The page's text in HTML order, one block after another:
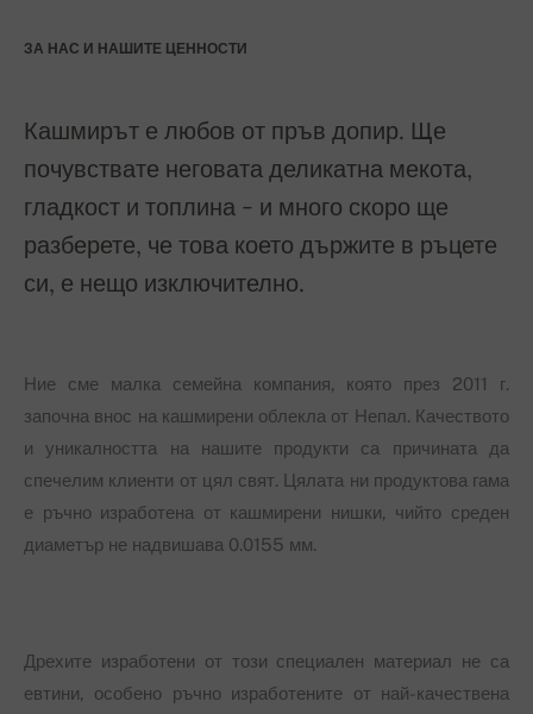
ЗА НАС И НАШИТЕ ЦЕННОСТИ
Кашмирът е любов от пръв допир. Ще
почувствате неговата деликатна мекота,
гладкост и топлина - и много скоро ще
разберете, че това което държите в ръцете
си, е нещо изключително.
Ние сме малка семейна компания, която през 2011 г.
започна внос на кашмирени облекла от Непал. Качеството
и уникалността на нашите продукти са причината да
спечелим клиенти от цял свят. Цялата ни продуктова гама
е ръчно изработена от кашмирени нишки, чийто среден
диаметър не надвишава 0.0155 мм.
Дрехите изработени от този специален материал не са
евтини, особено ръчно изработените от най-качествена